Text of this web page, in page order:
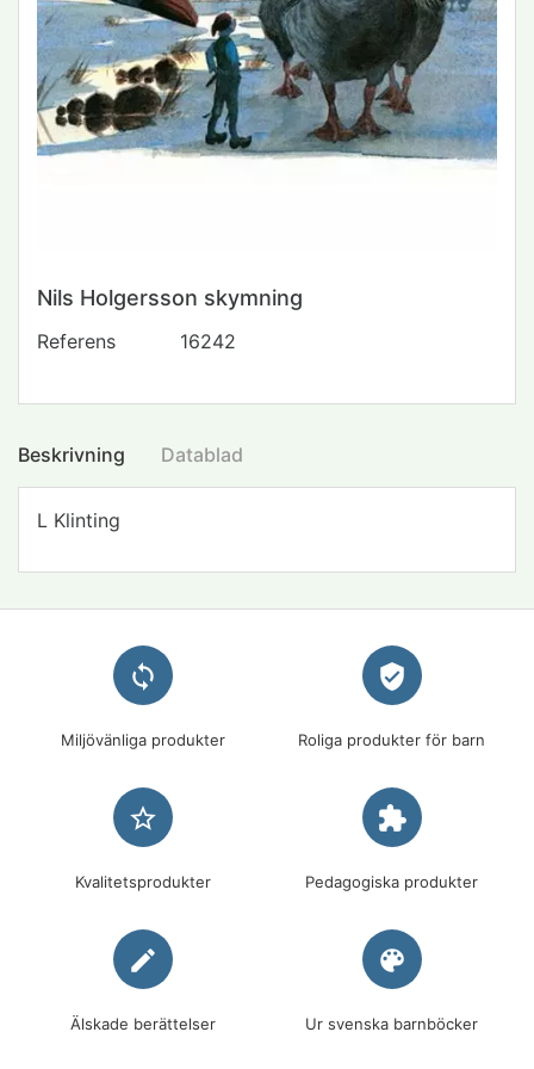
Nils Holgersson skymning
Referens 16242
Beskrivning Datablad
L Klinting
loop
Miljövänliga produkter
verified_user
Roliga produkter för barn
star_border
Kvalitetsprodukter
extension
Pedagogiska produkter
edit
Älskade berättelser
palette
Ur svenska barnböcker